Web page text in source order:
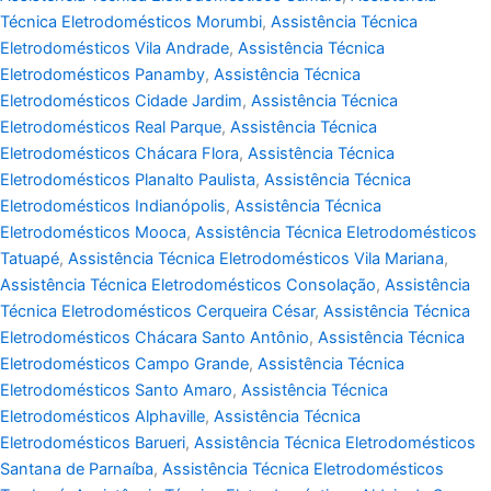
Técnica Eletrodomésticos Morumbi, Assistência Técnica
Eletrodomésticos Vila Andrade, Assistência Técnica
Eletrodomésticos Panamby, Assistência Técnica
Eletrodomésticos Cidade Jardim, Assistência Técnica
Eletrodomésticos Real Parque, Assistência Técnica
Eletrodomésticos Chácara Flora, Assistência Técnica
Eletrodomésticos Planalto Paulista, Assistência Técnica
Eletrodomésticos Indianópolis, Assistência Técnica
Eletrodomésticos Mooca, Assistência Técnica Eletrodomésticos
Tatuapé, Assistência Técnica Eletrodomésticos Vila Mariana,
Assistência Técnica Eletrodomésticos Consolação, Assistência
Técnica Eletrodomésticos Cerqueira César, Assistência Técnica
Eletrodomésticos Chácara Santo Antônio, Assistência Técnica
Eletrodomésticos Campo Grande, Assistência Técnica
Eletrodomésticos Santo Amaro, Assistência Técnica
Eletrodomésticos Alphaville, Assistência Técnica
Eletrodomésticos Barueri, Assistência Técnica Eletrodomésticos
Santana de Parnaíba, Assistência Técnica Eletrodomésticos